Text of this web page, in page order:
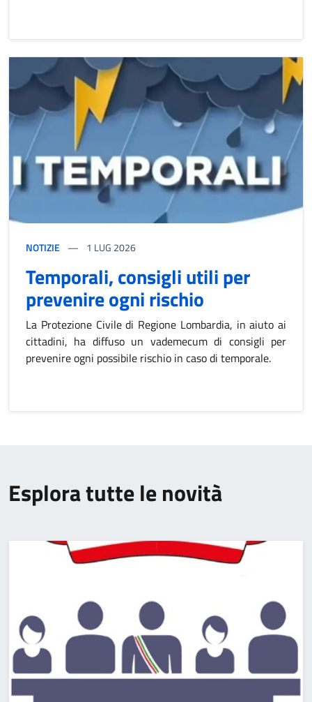
NOTIZIE 1 LUG 2026
Temporali, consigli utili per
prevenire ogni rischio
La Protezione Civile di Regione Lombardia, in aiuto ai
cittadini, ha diffuso un vademecum di consigli per
prevenire ogni possibile rischio in caso di temporale.
Esplora tutte le novità